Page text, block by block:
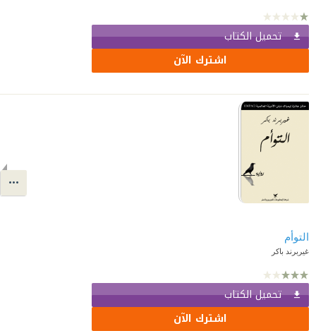
تحميل الكتاب
اشترك الآن
التوأم
غيربرند باكر
تحميل الكتاب
اشترك الآن